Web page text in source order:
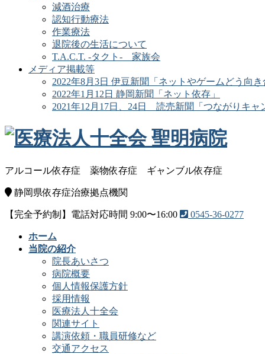
減酒治療
認知行動療法
作業療法
退院後の生活について
T.A.C.T. -タクト- 家族会
メディア掲載等
2022年8月3日 伊豆新聞「ネットやゲームどう向き
2022年1月12日 静岡新聞「ネット依存」
2021年12月17日、24日 読売新聞「つながりキャ
アルコール依存症 薬物依存症 ギャンブル依存症
静岡県依存症治療拠点機関
【完全予約制】電話対応時間 9:00〜16:00 0545-36-0277
ホーム
当院の紹介
院長あいさつ
病院概要
個人情報保護方針
採用情報
医療法人十全会
関連サイト
講演依頼・職員研修など
交通アクセス